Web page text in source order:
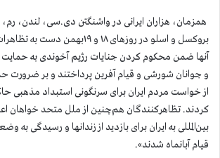
همزمان، هزاران ایرانی در واشنگتن دی.سی، لندن، رم،
بروکسل و اسلو در روزهای ۱۸ و
آنها ضمن محکوم کردن جنایات رژیم آخوندی به
و جوانان شورشی و قیام آفرین پرداختند و بر ضرورت
از خواست مردم ایران برای سرنگونی استبداد مذهبی
کردند. تظاهرکنندگان هم‌چنین از ملل ‌متحد خواهان
بین‌المللی به ایران برای بازدید از زندانها و رسیدگی
قیام آبانماه شدند».